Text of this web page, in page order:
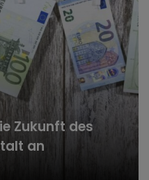
Zukunft des
an